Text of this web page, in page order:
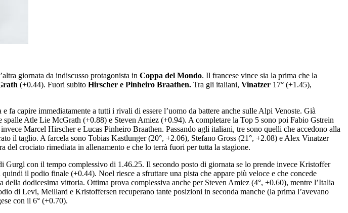
giornata da indiscusso protagonista in Coppa del Mondo. Il francese vince sia la prima che la
(+0.44). Fuori subito Hirscher e Pinheiro Braathen. Tra gli italiani, Vinatzer 17° (+1.45),
capire immediatamente a tutti i rivali di essere l’uomo da battere anche sulle Alpi Venoste. Già
Atle Lie McGrath (+0.88) e Steven Amiez (+0.94). A completare la Top 5 sono poi Fabio Gstrein
Marcel Hirscher e Lucas Pinheiro Braathen. Passando agli italiani, tre sono quelli che accedono alla
il taglio. A farcela sono Tobias Kastlunger (20°, +2.06), Stefano Gross (21°, +2.08) e Alex Vinatzer
crociato rimediata in allenamento e che lo terrà fuori per tutta la stagione.
con il tempo complessivo di 1.46.25. Il secondo posto di giornata se lo prende invece Kristoffer
il podio finale (+0.44). Noel riesce a sfruttare una pista che appare più veloce e che concede
dodicesima vittoria. Ottima prova complessiva anche per Steven Amiez (4°, +0.60), mentre l’Italia
di Levi, Meillard e Kristoffersen recuperano tante posizioni in seconda manche (la prima l’avevano
con il 6° (+0.70).